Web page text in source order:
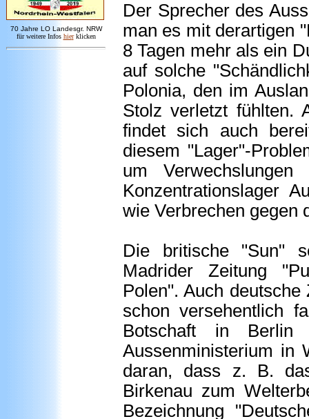
70 Jahre LO Landesgr. NRW
für weitere Infos hier klicken
Der Sprecher des
man es mit derartigen
8 Tagen mehr als ein
auf solche
Polonia, den im
Stolz verletzt fühlten.
findet sich auch
diesem "Lager"-
um
Konzentrationslager
wie Verbrechen gegen
Die britische "Sun"
Madrider Zeitung
Polen". Auch
schon versehentlich
Botschaft in Berlin
Aussenministerium in
daran, dass z. B.
Birkenau zum
Bezeichnung